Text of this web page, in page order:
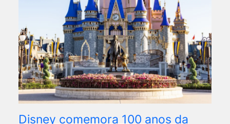
Disney comemora 100 anos da